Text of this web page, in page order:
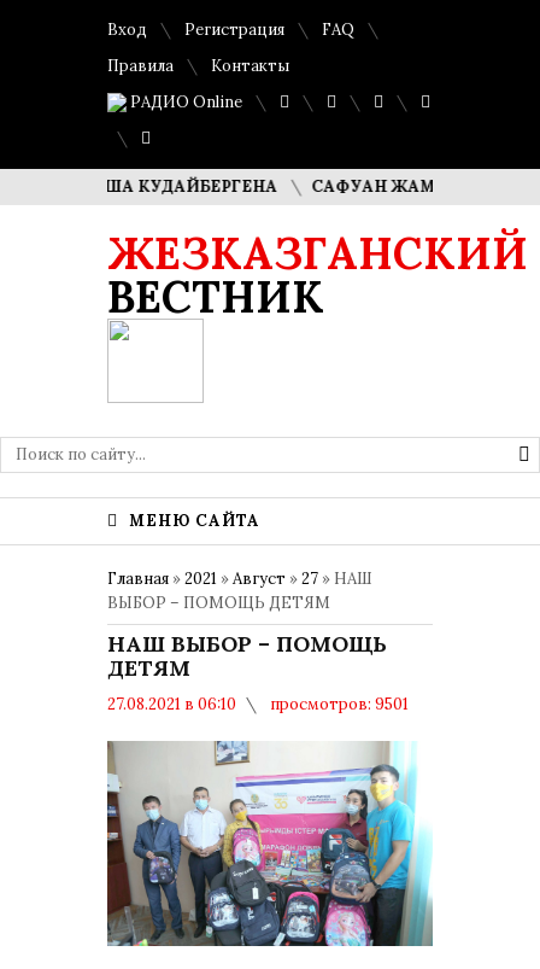
Вход Регистрация
FAQ
Правила
Контакты
РАДИО Online
ДИМАША КУДАЙБЕРГЕНА САФУАН ЖАМПЕИСОВ: «МЫ
ЖЕЗКАЗГАНСКИЙ
ВЕСТНИК
МЕНЮ САЙТА
Главная »2021 »Август »27 » НАШ
ВЫБОР – ПОМОЩЬ ДЕТЯМ
НАШ ВЫБОР – ПОМОЩЬ
ДЕТЯМ
27.08.2021 в 06:10
просмотров: 9501
Марафон добрых дел